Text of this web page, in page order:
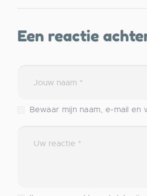
Een reactie
Bewaar mijn naam, e-mail